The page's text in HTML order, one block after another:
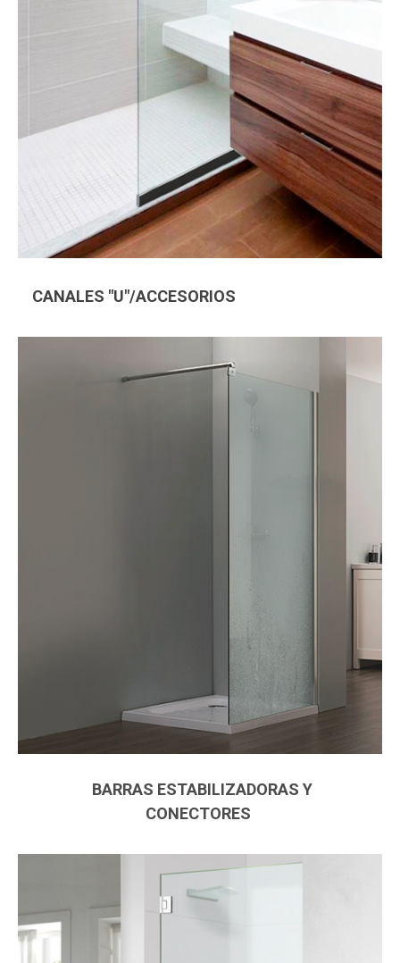
CANALES "U"/ACCESORIOS
BARRAS ESTABILIZADORAS Y
CONECTORES